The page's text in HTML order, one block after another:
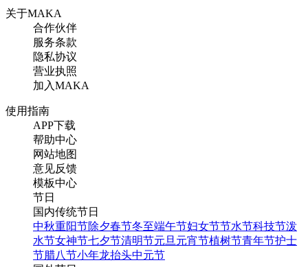
关于MAKA
合作伙伴
服务条款
隐私协议
营业执照
加入MAKA
使用指南
APP下载
帮助中心
网站地图
意见反馈
模板中心
节日
国内传统节日
中秋重阳节除夕春节冬至端午节妇女节节水节科技节泼
水节女神节七夕节清明节元旦 元宵节植树节青年节护士
节腊八节小年龙抬头中元节